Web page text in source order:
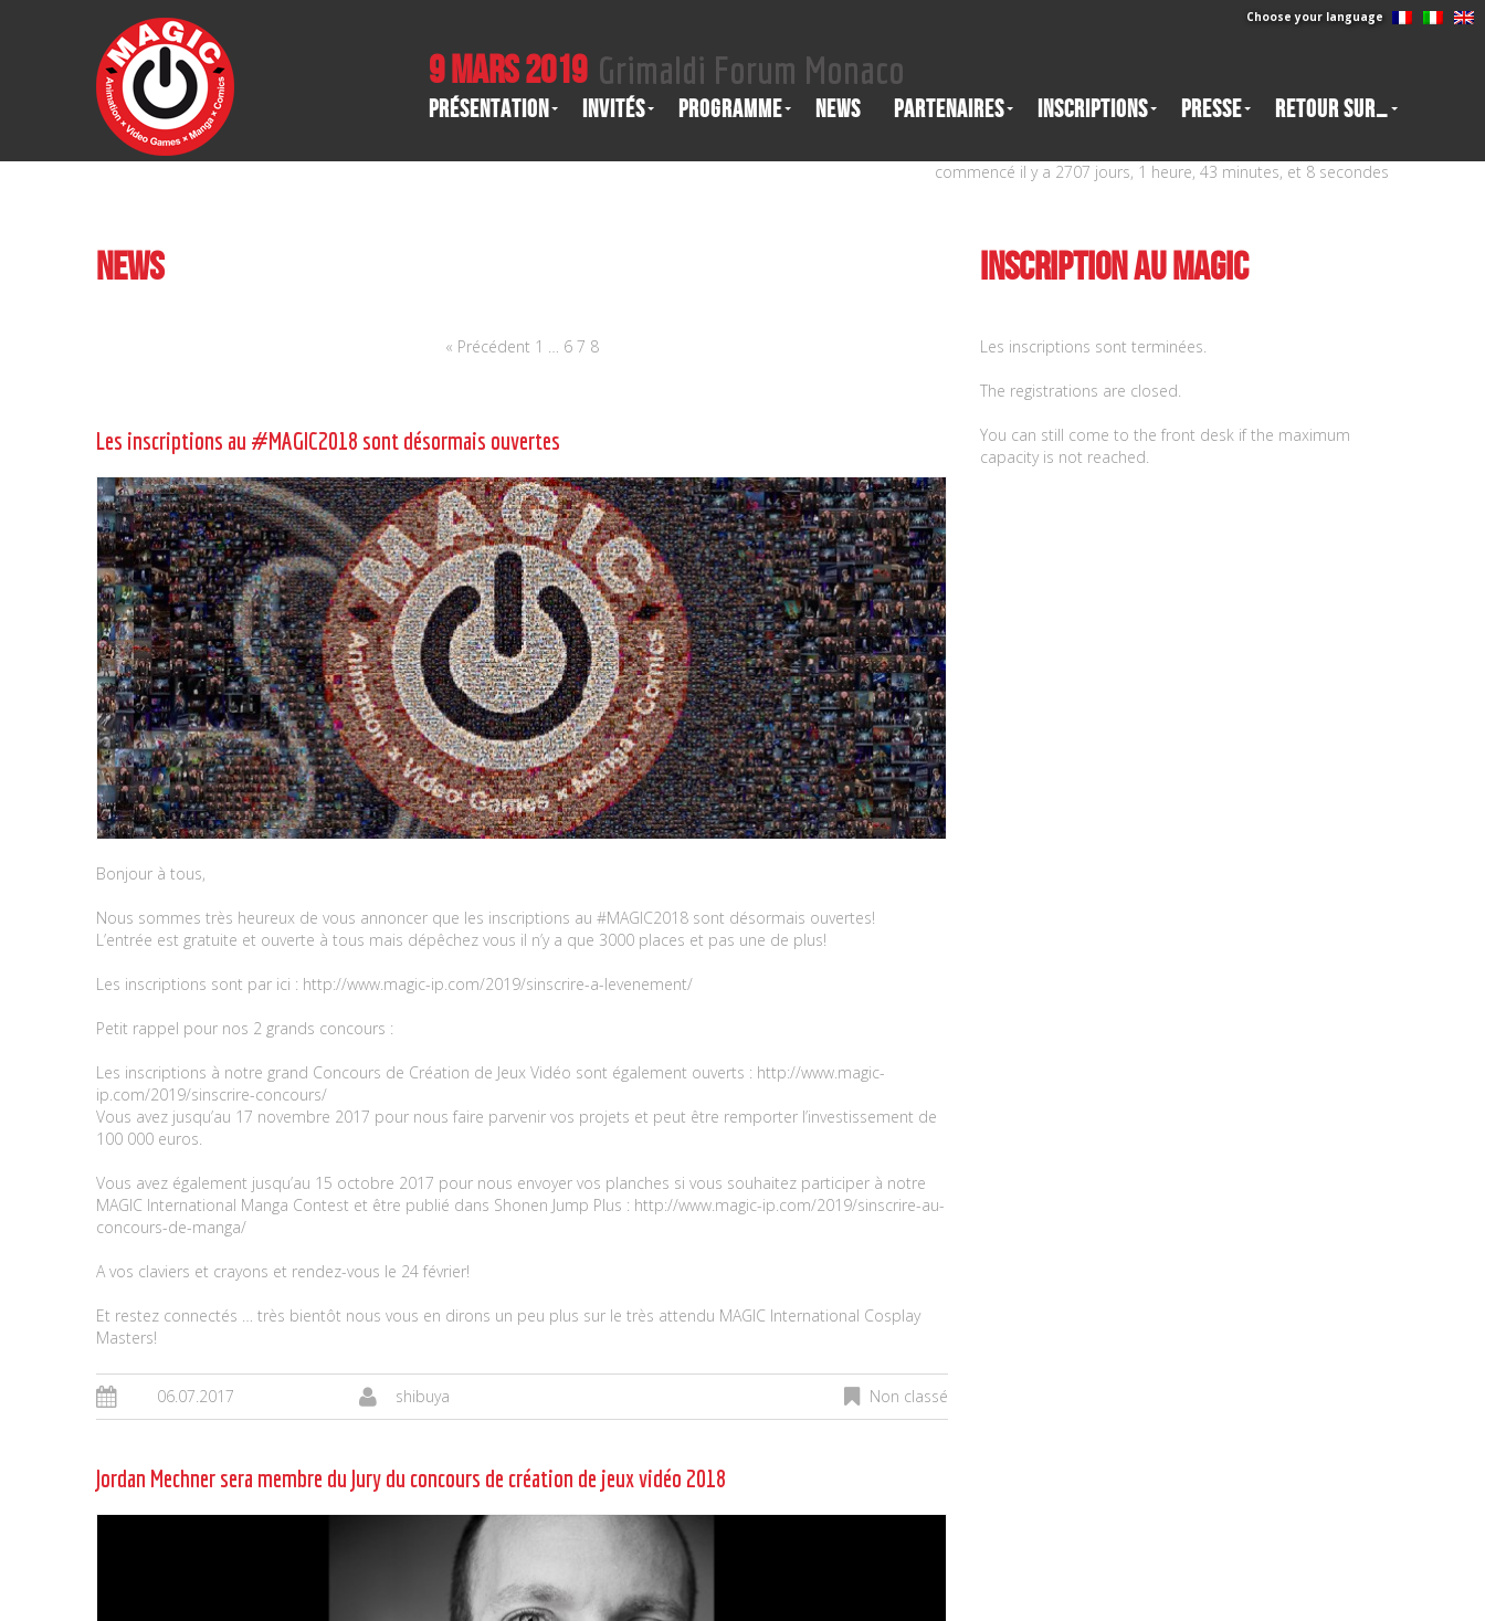
Choose your language
9 Mars 2019 Grimaldi Forum Monaco
Présentation Invités Programme News Partenaires INSCRIPTIONS Presse Retour sur…
commencé il y a 2707 jours, 1 heure, 43 minutes, et 9 secondes
News
« Précédent 1 … 6 7 8
Les inscriptions au #MAGIC2018 sont désormais ouvertes
Bonjour à tous,
Nous sommes très heureux de vous annoncer que les inscriptions au #MAGIC2018 sont désormais ouvertes!
L’entrée est gratuite et ouverte à tous mais dépêchez vous il n’y a que 3000 places et pas une de plus!
Les inscriptions sont par ici : http://www.magic-ip.com/2019/sinscrire-a-levenement/
Petit rappel pour nos 2 grands concours :
Les inscriptions à notre grand Concours de Création de Jeux Vidéo sont également ouverts : http://www.magic-
ip.com/2019/sinscrire-concours/
Vous avez jusqu’au 17 novembre 2017 pour nous faire parvenir vos projets et peut être remporter l’investissement de
100 000 euros.
Vous avez également jusqu’au 15 octobre 2017 pour nous envoyer vos planches si vous souhaitez participer à notre
MAGIC International Manga Contest et être publié dans Shonen Jump Plus : http://www.magic-ip.com/2019/sinscrire-au-
concours-de-manga/
A vos claviers et crayons et rendez-vous le 24 février!
Et restez connectés … très bientôt nous vous en dirons un peu plus sur le très attendu MAGIC International Cosplay
Masters!
06.07.2017 shibuya Non classé
Jordan Mechner sera membre du Jury du concours de création de jeux vidéo 2018
Inscription au MAGIC
Les inscriptions sont terminées.
The registrations are closed.
You can still come to the front desk if the maximum
capacity is not reached.